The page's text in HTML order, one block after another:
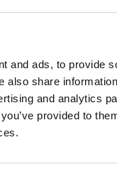
and ads, to provide
also share
and analytics
provided to